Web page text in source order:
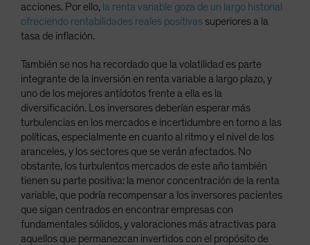
acciones. Por ello, la renta variable goza de un largo historial
ofreciendo rentabilidades reales positivas superiores a la
tasa de inflación.
También se nos ha recordado que la volatilidad es parte
integrante de la inversión en renta variable a largo plazo, y
uno de los mejores antídotos frente a ella es la
diversificación. Los inversores deberían esperar más
turbulencias en los mercados e incertidumbre en torno a las
políticas, especialmente en cuanto al ritmo y el nivel de los
aranceles, y los sectores que se verán afectados. No
obstante, los turbulentos mercados de este año también
tienen su parte positiva: la menor concentración de la renta
variable, que podría recompensar a los inversores pacientes
que sigan centrados en encontrar empresas con
fundamentales sólidos, y valoraciones más atractivas para
aquellos que permanezcan invertidos con el propósito de